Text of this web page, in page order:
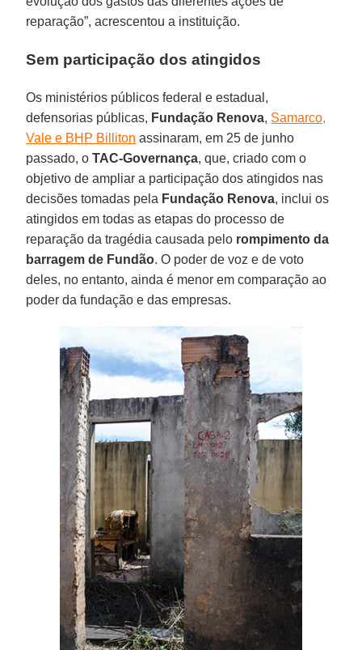
reparação”, acrescentou a instituição.
Sem participação dos atingidos
Os ministérios públicos federal e estadual,
defensorias públicas, Fundação Renova, Samarco,
Vale e BHP Billiton assinaram, em 25 de junho
passado, oTAC-Governança, que, criado com o
objetivo de ampliar a participação dos atingidos nas
decisões tomadas pela Fundação Renova, inclui os
atingidos em todas as etapas do processo de
reparação da tragédia causada pelo rompimento da
barragem de Fundão. O poder de voz e de voto
deles, no entanto, ainda é menor em comparação ao
poder da fundação e das empresas.